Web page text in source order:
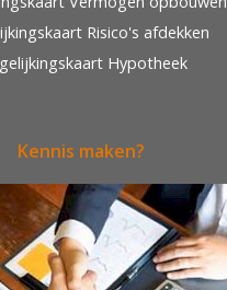
Risico's afdekken
Hypotheek
Kennis maken?